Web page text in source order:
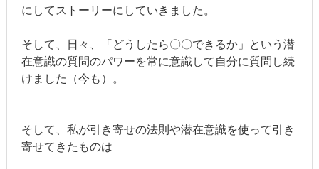
にしてストーリーにしていきました。
そして、日々、「どうしたら〇〇できるか」という潜
在意識の質問のパワーを常に意識して自分に質問し続
けました（今も）。
そして、私が引き寄せの法則や潜在意識を使って引き
寄せてきたものは